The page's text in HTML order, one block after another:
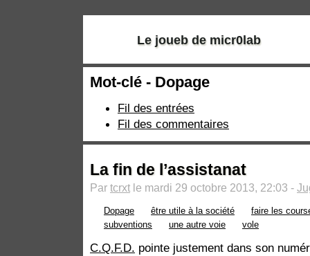
Le joueb de micr0lab
Mot-clé - Dopage
Fil des entrées
Fil des commentaires
La fin de l’assistanat
Par tcrxt le mardi 29 octobre 2013, 22:03 -
Dopage être utile à la société
faire les
subventions
une autre voie vole
C.Q.F.D. pointe justement dans son